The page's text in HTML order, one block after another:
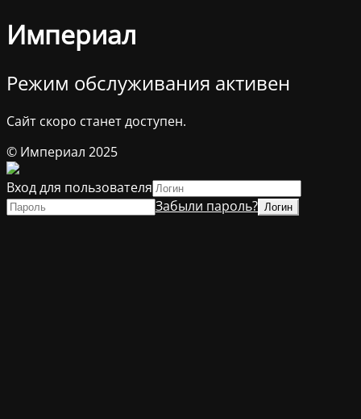
Империал
Режим обслуживания активен
Сайт скоро станет доступен.
© Империал 2025
Вход для пользователя
Забыли пароль?